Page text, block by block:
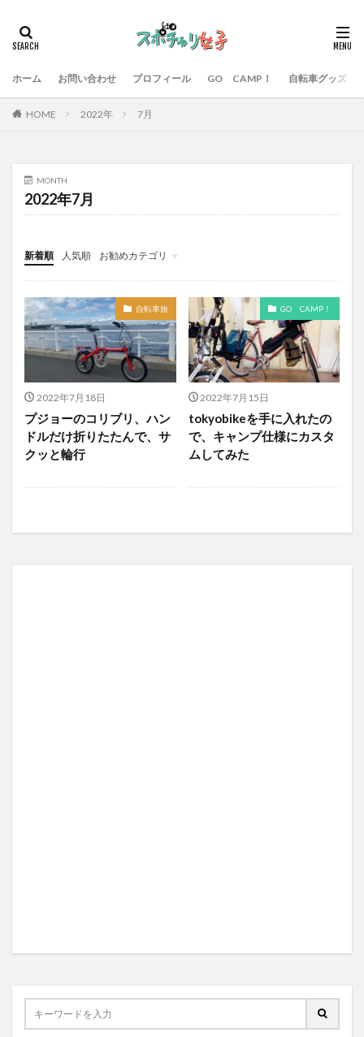
ホーム お問い合わせ プロフィール GO CAMP！ 自転車グッズ
HOME 2022年 7月
MONTH
2022年7月
新着順 人気順
お勧めカテゴリ
「エイジングチャリダー」の休憩所
自転車旅
2022年7月18日
プジョーのコリブリ、ハン
ドルだけ折りたたんで、サ
クッと輪行
GO CAMP！
2022年7月15日
tokyobikeを手に入れたの
で、キャンプ仕様にカスタ
ムしてみた